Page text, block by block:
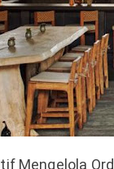
Mengelola